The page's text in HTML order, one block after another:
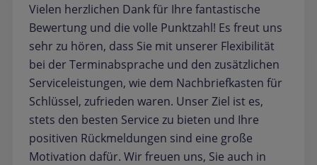
Vielen herzlichen Dank für Ihre fantastische
Bewertung und die volle Punktzahl! Es freut uns
sehr zu hören, dass Sie mit unserer Flexibilität
bei der Terminabsprache und den zusätzlichen
Serviceleistungen, wie dem Nachbriefkasten für
Schlüssel, zufrieden waren. Unser Ziel ist es,
stets den besten Service zu bieten und Ihre
positiven Rückmeldungen sind eine große
Motivation dafür. Wir freuen uns, Sie auch in